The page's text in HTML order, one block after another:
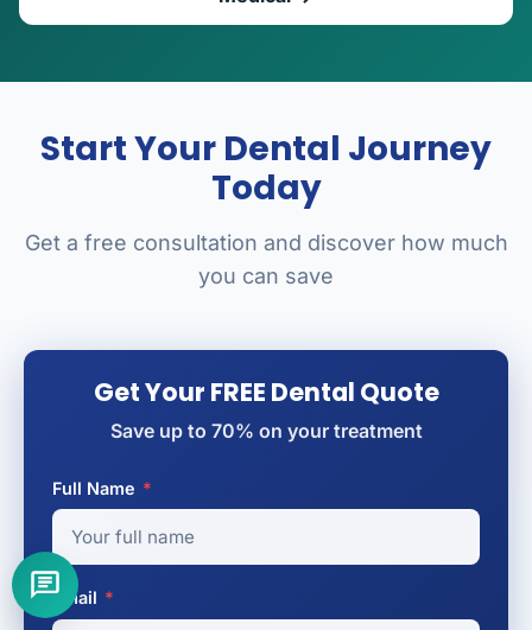
Start Your Dental Journey
Today
Get a free consultation and discover how much
you can save
Get Your FREE Dental Quote
Save up to 70% on your treatment
Full Name *
Email *